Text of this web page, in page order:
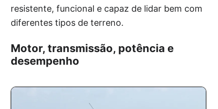
resistente, funcional e capaz de lidar bem com
diferentes tipos de terreno.
Motor, transmissão, potência e
desempenho